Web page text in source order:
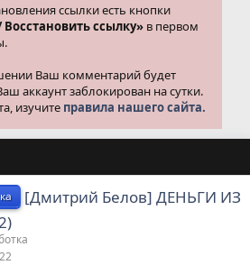
ссылки есть кнопки
ссылку» в первом
Ваш комментарий будет
аккаунт заблокирован на сутки.
изучите правила нашего сайта.
[Дмитрий Белов] ДЕНЬГИ ИЗ